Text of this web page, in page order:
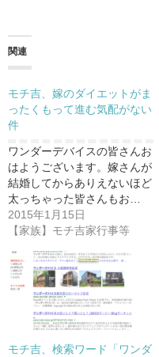
関連
モチ吉、嫁のダイエットがま
ったくもって進む気配がない
件
ワンダーデバイスの皆さんお
はようございます。嫁さんが
結婚してからありえないほど
太っちゃった皆さんもお…
2015年1月15日
【家族】モチ吉家行事等
モチ吉、検索ワード「ワンダ